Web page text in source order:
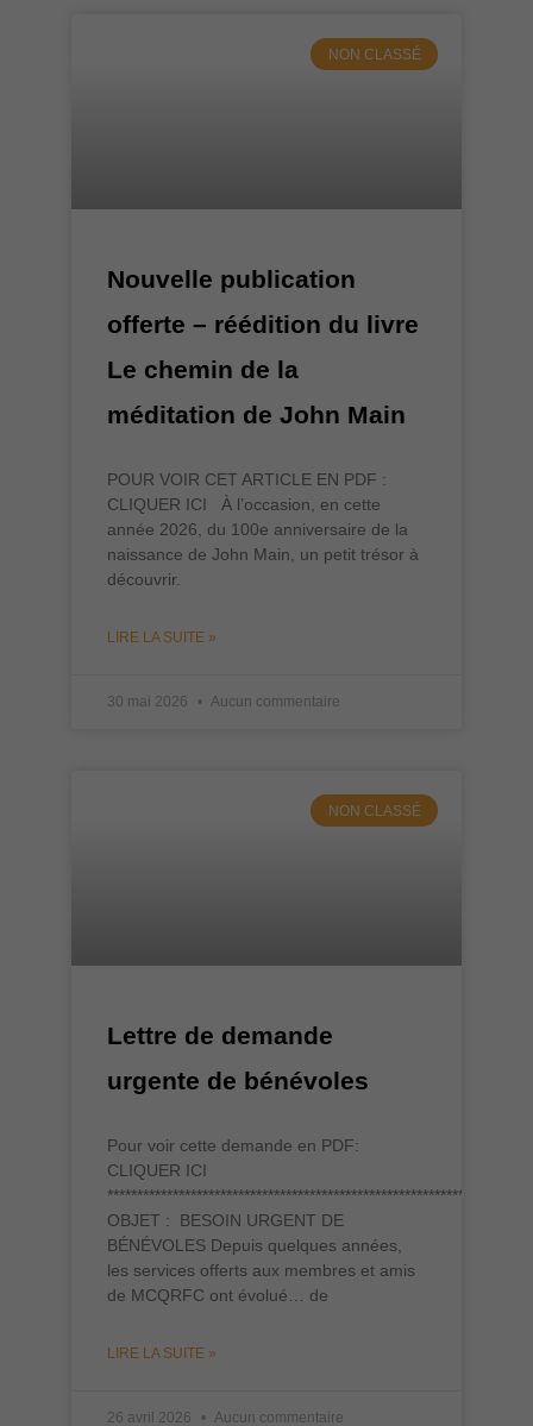
NON CLASSÉ
Nouvelle publication
offerte – réédition du livre
Le chemin de la
méditation de John Main
POUR VOIR CET ARTICLE EN PDF :
CLIQUER ICI À l’occasion, en cette
année 2026, du 100e anniversaire de la
naissance de John Main, un petit trésor à
découvrir.
LIRE LA SUITE »
30 mai 2026 Aucun commentaire
NON CLASSÉ
Lettre de demande
urgente de bénévoles
Pour voir cette demande en PDF:
CLIQUER ICI
OBJET : BESOIN URGENT DE
BÉNÉVOLES Depuis quelques années,
les services offerts aux membres et amis
de MCQRFC ont évolué… de
LIRE LA SUITE »
26 avril 2026 Aucun commentaire